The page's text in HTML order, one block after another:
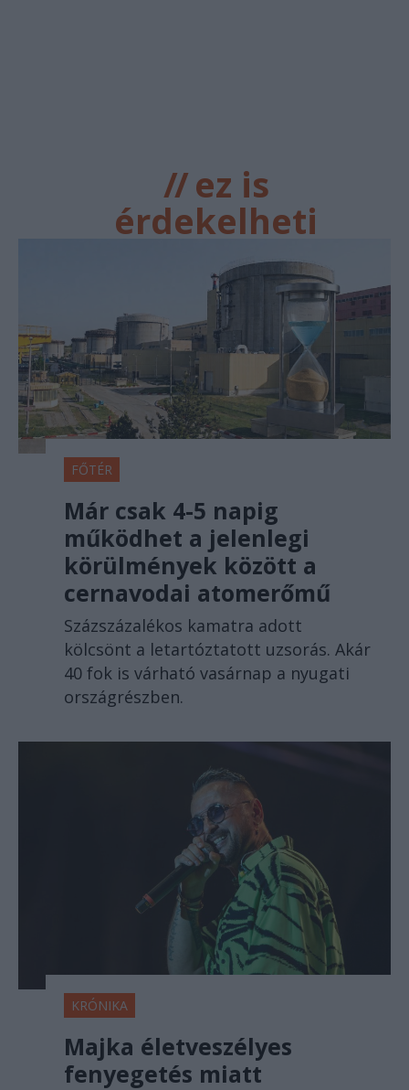
//ez is
érdekelheti
FŐTÉR
Már csak 4-5 napig
működhet a jelenlegi
körülmények között a
cernavodai atomerőmű
Százszázalékos kamatra adott
kölcsönt a letartóztatott uzsorás. Akár
40 fok is várható vasárnap a nyugati
országrészben.
KRÓNIKA
Majka életveszélyes
fenyegetés miatt